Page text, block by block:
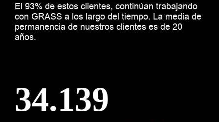
El 93% de estos clientes, continúan trabajando
con GRASS a los largo del tiempo. La media de
permanencia de nuestros clientes es de 20
años.
34.139